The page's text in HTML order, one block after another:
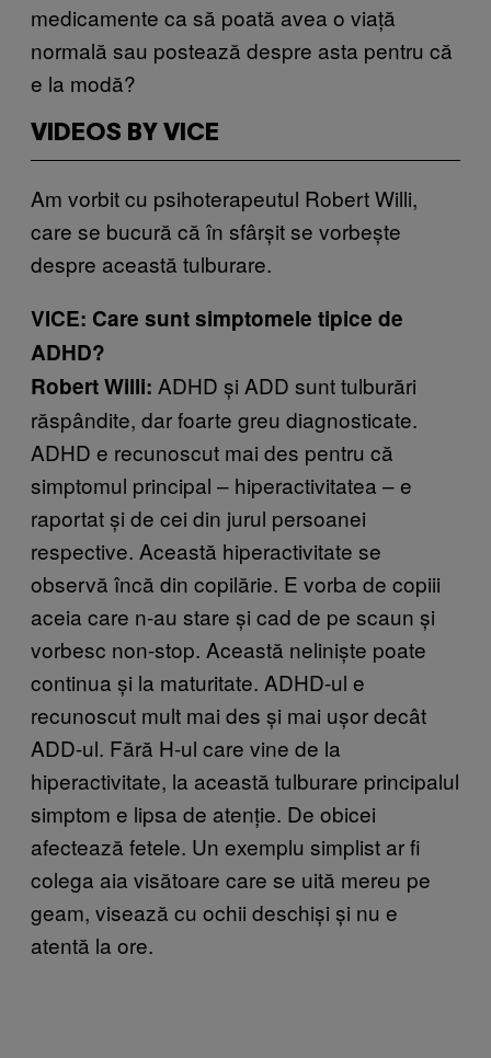
medicamente ca să poată avea o viață
normală sau postează despre asta pentru că
e la modă?
VIDEOS BY VICE
Am vorbit cu psihoterapeutul Robert Willi,
care se bucură că în sfârșit se vorbește
despre această tulburare.
VICE: Care sunt simptomele tipice de
ADHD?
Robert Willi: ADHD și ADD sunt tulburări
răspândite, dar foarte greu diagnosticate.
ADHD e recunoscut mai des pentru că
simptomul principal – hiperactivitatea – e
raportat și de cei din jurul persoanei
respective. Această hiperactivitate se
observă încă din copilărie. E vorba de copiii
aceia care n-au stare și cad de pe scaun și
vorbesc non-stop. Această neliniște poate
continua și la maturitate. ADHD-ul e
recunoscut mult mai des și mai ușor decât
ADD-ul. Fără H-ul care vine de la
hiperactivitate, la această tulburare principalul
simptom e lipsa de atenție. De obicei
afectează fetele. Un exemplu simplist ar fi
colega aia visătoare care se uită mereu pe
geam, visează cu ochii deschiși și nu e
atentă la ore.